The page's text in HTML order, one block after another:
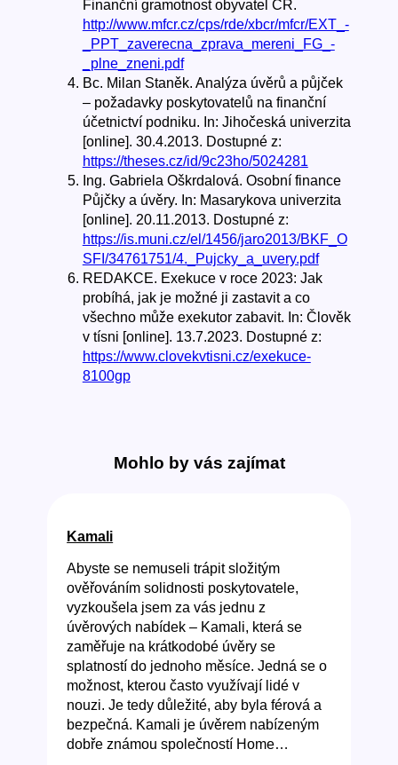
Finanční gramotnost obyvatel ČR.
http://www.mfcr.cz/cps/rde/xbcr/mfcr/EXT_-
_PPT_zaverecna_zprava_mereni_FG_-
_plne_zneni.pdf
Bc. Milan Staněk. Analýza úvěrů a půjček
– požadavky poskytovatelů na finanční
účetnictví podniku. In: Jihočeská univerzita
[online]. 30.4.2013. Dostupné z:
https://theses.cz/id/9c23ho/5024281
Ing. Gabriela Oškrdalová. Osobní finance
Půjčky a úvěry. In: Masarykova univerzita
[online]. 20.11.2013. Dostupné z:
https://is.muni.cz/el/1456/jaro2013/BKF_O
SFI/34761751/4._Pujcky_a_uvery.pdf
REDAKCE. Exekuce v roce 2023: Jak
probíhá, jak je možné ji zastavit a co
všechno může exekutor zabavit. In: Člověk
v tísni [online]. 13.7.2023. Dostupné z:
https://www.clovekvtisni.cz/exekuce-
8100gp
Mohlo by vás zajímat
Kamali
Abyste se nemuseli trápit složitým
ověřováním solidnosti poskytovatele,
vyzkoušela jsem za vás jednu z
úvěrových nabídek – Kamali, která se
zaměřuje na krátkodobé úvěry se
splatností do jednoho měsíce. Jedná se o
možnost, kterou často využívají lidé v
nouzi. Je tedy důležité, aby byla férová a
bezpečná. Kamali je úvěrem nabízeným
dobře známou společností Home…